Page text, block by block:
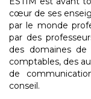
cœur de ses
par le monde
par des
des domaines
comptables, des
de
conseil.